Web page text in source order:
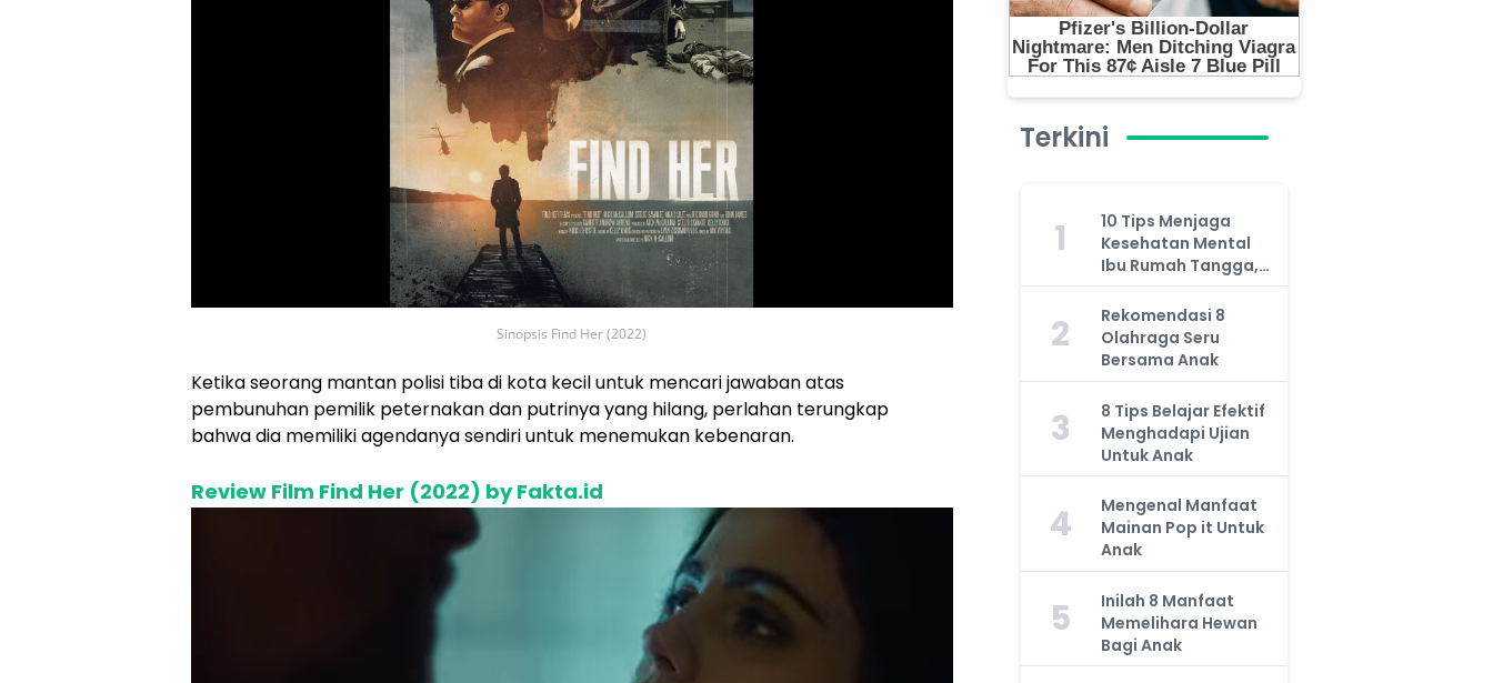
Sinopsis Find Her (2022)
Ketika seorang mantan polisi tiba di kota kecil untuk mencari jawaban atas
pembunuhan pemilik peternakan dan putrinya yang hilang, perlahan terungkap
bahwa dia memiliki agendanya sendiri untuk menemukan kebenaran.
Review Film Find Her (2022) by Fakta.id
Terkini
1
10 Tips Menjaga
Kesehatan Mental
Ibu Rumah Tangga,
Jangan Anggap
Remeh!
2
Rekomendasi 8
Olahraga Seru
Bersama Anak
3
8 Tips Belajar Efektif
Menghadapi Ujian
Untuk Anak
4
Mengenal Manfaat
Mainan Pop it Untuk
Anak
5
Inilah 8 Manfaat
Memelihara Hewan
Bagi Anak